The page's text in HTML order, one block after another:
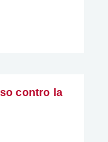
contro la